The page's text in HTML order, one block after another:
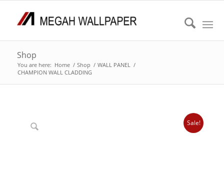
Shop
You are here: Home / Shop / WALL PANEL /
CHAMPION WALL CLADDING
Sale!